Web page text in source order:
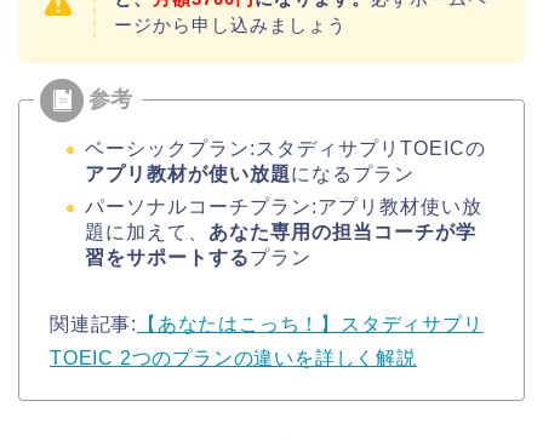
ージから申し込みましょう
ベーシックプラン:スタディサプリTOEICの
アプリ教材が使い放題になるプラン
パーソナルコーチプラン:アプリ教材使い放
題に加えて、 あなた専用の担当コーチが学
習をサポートするプラン
関連記事:
【あなたはこっち！】スタディサプリ
TOEIC 2つのプランの違いを詳しく解説